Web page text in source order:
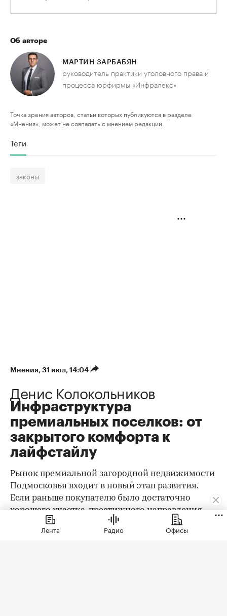
Об авторе
МАРТИН ЗАРБАБЯН
руководитель практики уголовного права и
процесса юрфирмы «Инфралекс»
Точка зрения авторов, статьи которых публикуются в разделе
«Мнения», может не совпадать с мнением редакции.
Теги
законы
Мнения 31 июл, 14:04
Денис Колокольников
Инфраструктура
премиальных поселков: от
закрытого комфорта к
лайфстайлу
Рынок премиальной загородной недвижимости
Подмосковья входит в новый этап развития.
Если раньше покупателю было достаточно
хорошего участка, престижного направления,
охраны и качественного дома, то сегодня запрос
заметно изменился. Клиент выбирает уже не
Лента Радио Офисы